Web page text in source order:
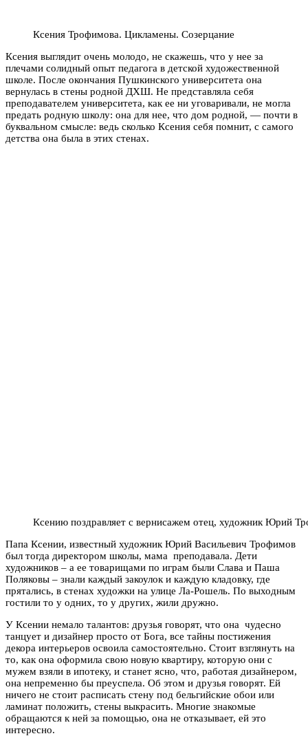
Ксения Трофимова. Цикламены. Созерцание
Ксения выглядит очень молодо, не скажешь, что у нее за
плечами солидный опыт педагога в детской художественной
школе. После окончания Пушкинского университета она
вернулась в стены родной ДХШ. Не представляла себя
преподавателем университета, как ее ни уговаривали, не могла
предать родную школу: она для нее, что дом родной, — почти в
буквальном смысле: ведь сколько Ксения себя помнит, с самого
детства она была в этих стенах.
Ксению поздравляет с вернисажем отец, художник Юрий
Папа Ксении, известный художник Юрий Васильевич Трофимов
был тогда директором школы, мама преподавала. Дети
художников – а ее товарищами по играм были Слава и Паша
Поляковы – знали каждый закоулок и каждую кладовку, где
прятались, в стенах художки на улице Ла-Рошель. По выходным
гостили то у одних, то у других, жили дружно.
У Ксении немало талантов: друзья говорят, что она чудесно
танцует и дизайнер просто от Бога, все тайны постижения
декора интерьеров освоила самостоятельно. Стоит взглянуть на
то, как она оформила свою новую квартиру, которую они с
мужем взяли в ипотеку, и станет ясно, что, работая дизайнером,
она непременно бы преуспела. Об этом и друзья говорят. Ей
ничего не стоит расписать стену под бельгийские обои или
ламинат положить, стены выкрасить. Многие знакомые
обращаются к ней за помощью, она не отказывает, ей это
интересно.